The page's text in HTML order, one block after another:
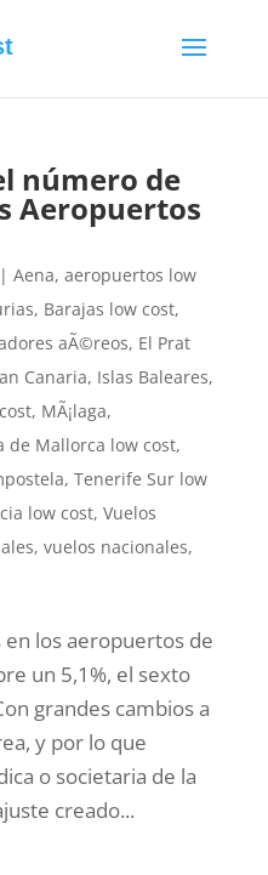
número de
Aeropuertos
Aena, aeropuertos low
, Barajas low cost,
aÃ©reos, El Prat
Canaria, Islas Baleares,
, MÃ¡laga,
de Mallorca low cost,
, Tenerife Sur low
low cost, Vuelos
, vuelos nacionales,
los aeropuertos de
un 5,1%, el sexto
grandes cambios a
y por lo que
o societaria de la
creado...